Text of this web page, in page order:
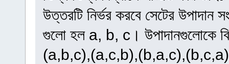
উত্তরটি নির্ভর করবে সেটের উপাদান
গুলো হল a, b, c। উপাদানগুলোকে